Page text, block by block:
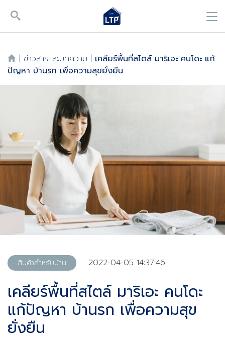
| ข่าวสารและบทความ | เคลียร์พื้นที่สไตล์ มาริเอะ คนโดะ แก้
ปัญหา บ้านรก เพื่อความสุขยั่งยืน
สินค้าสำหรับบ้าน 2022-04-05 14:37:46
เคลียร์พื้นที่สไตล์ มาริเอะ คนโดะ
แก้ปัญหา บ้านรก เพื่อความสุข
ยั่งยืน